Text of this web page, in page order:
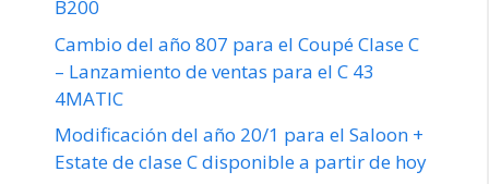
B200
Cambio del año 807 para el Coupé Clase C
– Lanzamiento de ventas para el C 43
4MATIC
Modificación del año 20/1 para el Saloon +
Estate de clase C disponible a partir de hoy